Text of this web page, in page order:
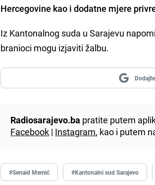
Hercegovine kao i dodatne mjere
Iz Kantonalnog suda u Sarajevu
branioci mogu izjaviti žalbu.
Radiosarajevo.ba pratite putem
Facebook | Instagram, kao i putem
#Senaid Memić #Kantonalni sud Sarajevo